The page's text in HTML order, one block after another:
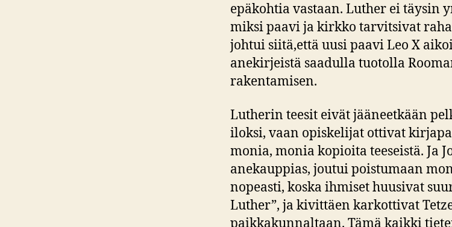
epäkohtia vastaan. Luther ei täysin
miksi paavi ja kirkko tarvitsivat
johtui siitä,että uusi paavi Leo X
anekirjeistä saadulla tuotolla
rakentamisen.
Lutherin teesit eivät jääneetkään
iloksi, vaan opiskelijat ottivat
monia, monia kopioita teeseistä. Ja
anekauppias, joutui poistumaan
nopeasti, koska ihmiset huusivat
Luther”, ja kivittäen karkottivat
paikkakunnaltaan. Tämä kaikki